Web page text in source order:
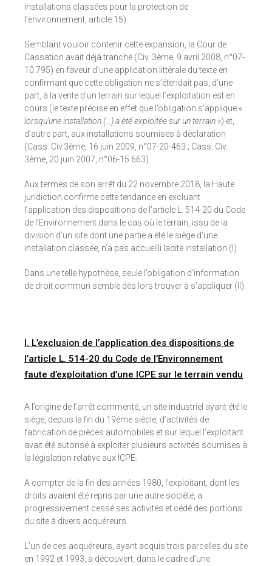
installations classées pour la protection de
l’environnement, article 15).
Semblant vouloir contenir cette expansion, la Cour de
Cassation avait déjà tranché (Civ. 3ème, 9 avril 2008, n°07-
10.795) en faveur d’une application littérale du texte en
confirmant que cette obligation ne s’étendait pas, d’une
part, à la vente d’un terrain sur lequel l’exploitation est en
cours (le texte précise en effet que l’obligation s’applique «
lorsqu’une installation (…) a été exploitée sur un terrain ») et,
d’autre part, aux installations soumises à déclaration
(Cass. Civ.3ème, 16 juin 2009, n°07-20-463 ; Cass. Civ.
3ème, 20 juin 2007, n°06-15.663).
Aux termes de son arrêt du 22 novembre 2018, la Haute
juridiction confirme cette tendance en excluant
l’application des dispositions de l’article L. 514-20 du Code
de l’Environnement dans le cas où le terrain, issu de la
division d’un site dont une partie a été le siège d’une
installation classée, n’a pas accueilli ladite installation (I).
Dans une telle hypothèse, seule l’obligation d’information
de droit commun semble dès lors trouver à s’appliquer (II).
I. L’exclusion de l’application des dispositions de
l’article L. 514-20 du Code de l’Environnement
faute d’exploitation d’une ICPE sur le terrain vendu
A l’origine de l’arrêt commenté, un site industriel ayant été le
siège, depuis la fin du 19ème siècle, d’activités de
fabrication de pièces automobiles et sur lequel l’exploitant
avait été autorisé à exploiter plusieurs activités soumises à
la législation relative aux ICPE.
A compter de la fin des années 1980, l’exploitant, dont les
droits avaient été repris par une autre société, a
progressivement cessé ses activités et cédé des portions
du site à divers acquéreurs.
L’un de ces acquéreurs, ayant acquis trois parcelles du site
en 1992 et 1993, a découvert, dans le cadre d’une